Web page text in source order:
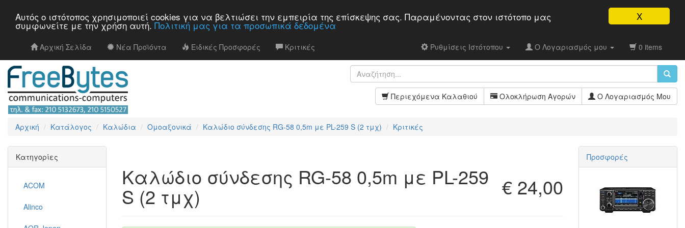
X
Αυτός ο ιστότοπος χρησιμοποιεί cookies για να βελτιώσει την εμπειρία της επίσκεψης σας. Παραμένοντας στον ιστότοπo μας
συμφωνείτε με την χρήση αυτή. Πολιτική μας για τα προσωπικά δεδομένα
Αρχική Σελίδα Νέα Προϊόντα Ειδικές Προσφορές Κριτικές Ρυθμίσεις Ιστότοπου Ο Λογαριασμός μου 0 items
Περιεχόμενα Καλαθιού Ολοκλήρωση Αγορών Ο Λογαριασμός Μου
Αρχική Κατάλογος Καλώδια Ομοαξονικά Καλώδιο σύνδεσης RG-58 0,5m με PL-259 S (2 τμχ) Κριτικές
€ 24,00
Καλώδιο σύνδεσης RG-58 0,5m με PL-259
S (2 τμχ)
Κατηγορίες
ACOM
Alinco
Προσφορές